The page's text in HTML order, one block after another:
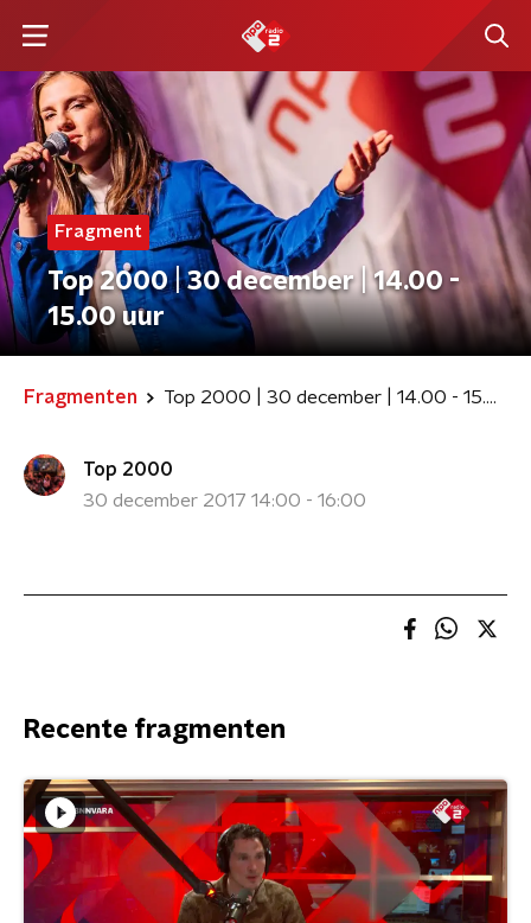
Fragment
Top 2000 | 30 december | 14.00 -
15.00 uur
Fragmenten Top 2000 | 30 december | 14.00 - 15.00 uur
Top 2000
30 december 2017 14:00 - 16:00
Recente fragmenten